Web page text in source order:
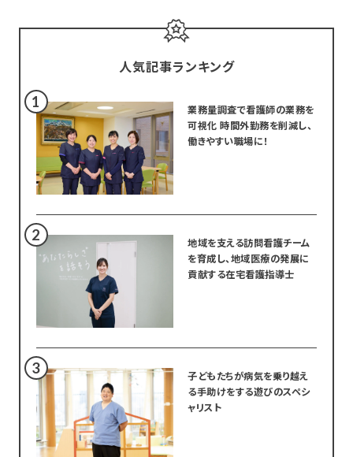
人気記事ランキング
業務量調査で看護師の業務を
可視化 時間外勤務を削減し、
働きやすい職場に！
地域を支える訪問看護チーム
を育成し、地域医療の発展に
貢献する在宅看護指導士
子どもたちが病気を乗り越え
る手助けをする遊びのスペシ
ャリスト